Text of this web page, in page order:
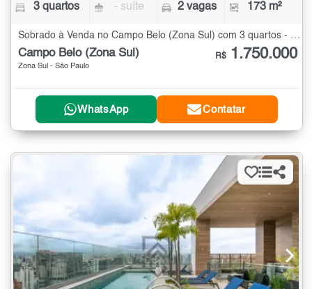
3 quartos - suíte 2 vagas 173 m²
Sobrado à Venda no Campo Belo (Zona Sul) com 3 quartos - 173 m²
Campo Belo (Zona Sul)
Zona Sul - São Paulo
R$ 1.750.000
WhatsApp Contatar